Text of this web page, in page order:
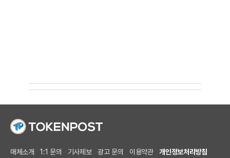
매체소개 1:1 문의 기사제보 광고 문의 이용약관
개인정보처리방침